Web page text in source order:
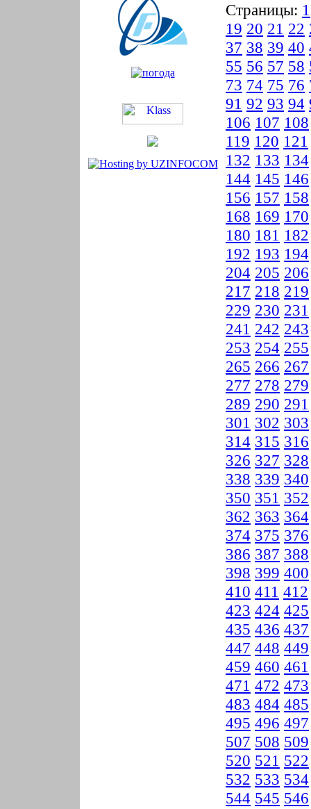
Страницы: 1
19 20 21 22
37 38 39 40
55 56 57 58
73 74 75 76
91 92 93 94
106 107 108
119 120 121
132 133 134
144 145 146
156 157 158
168 169 170
180 181 182
192 193 194
204 205 206
217 218 219
229 230 231
241 242 243
253 254 255
265 266 267
277 278 279
289 290 291
301 302 303
314 315 316
326 327 328
338 339 340
350 351 352
362 363 364
374 375 376
386 387 388
398 399 400
410 411 412
423 424 425
435 436 437
447 448 449
459 460 461
471 472 473
483 484 485
495 496 497
507 508 509
520 521 522
532 533 534
544 545 546